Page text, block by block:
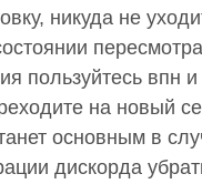
никуда не
пересмотра
пользуйтесь впн
на новый
основным в
дискорда